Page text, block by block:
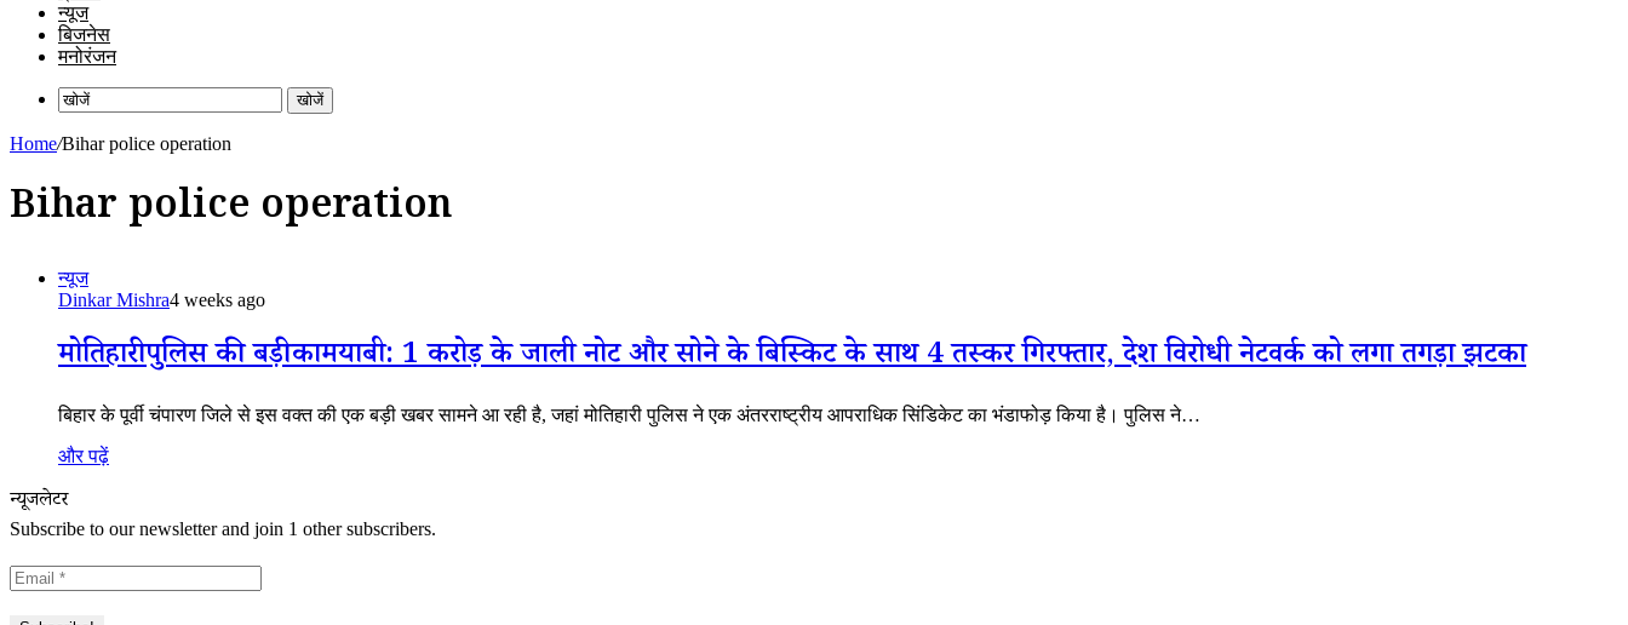
न्यूज
बिजनेस
मनोरंजन
खोजें
Home/Bihar police operation
Bihar police operation
न्यूज
Dinkar Mishra4 weeks ago
मोतिहारी पुलिस की बड़ी कामयाबी: 1 करोड़ के जाली नोट और सोने के बिस्किट के साथ 4 तस्कर गिरफ्तार, देश विरोधी नेटवर्क को लगा तगड़ा झटका
बिहार के पूर्वी चंपारण जिले से इस वक्त की एक बड़ी खबर सामने आ रही है, जहां मोतिहारी पुलिस ने एक अंतरराष्ट्रीय आपराधिक सिंडिकेट का भंडाफोड़ किया है। पुलिस ने…
और पढ़ें
न्यूजलेटर
Subscribe to our newsletter and join 1 other subscribers.